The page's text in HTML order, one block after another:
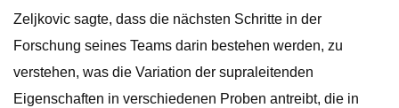
Zeljkovic sagte, dass die nächsten Schritte in der
Forschung seines Teams darin bestehen werden, zu
verstehen, was die Variation der supraleitenden
Eigenschaften in verschiedenen Proben antreibt, die in